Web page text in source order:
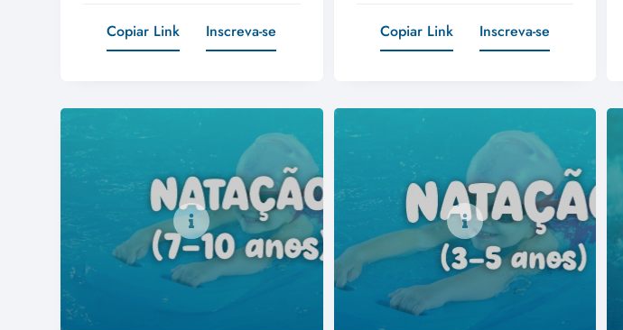
Copiar Link Inscreva-se Copiar Link Inscreva-se